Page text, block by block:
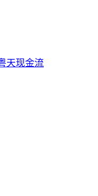
天现金流